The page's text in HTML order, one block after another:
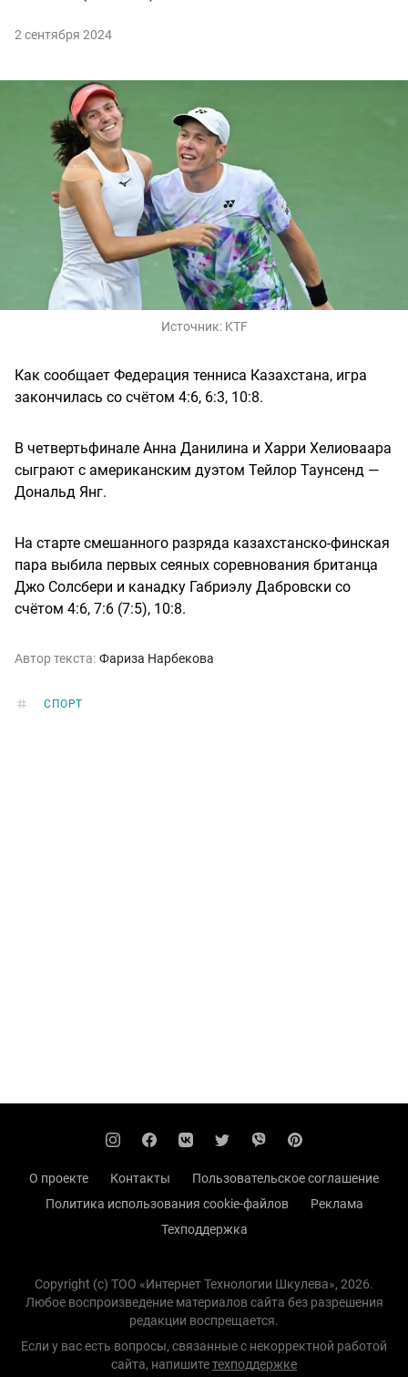
2 сентября 2024
Источник: KTF
Как сообщает Федерация тенниса Казахстана, игра
закончилась со счётом 4:6, 6:3, 10:8.
В четвертьфинале Анна Данилина и Харри Хелиоваара
сыграют с американским дуэтом Тейлор Таунсенд —
Дональд Янг.
На старте смешанного разряда казахстанско-финская
пара выбила первых сеяных соревнования британца
Джо Солсбери и канадку Габриэлу Дабровски со
счётом 4:6, 7:6 (7:5), 10:8.
Автор текста: Фариза Нарбекова
СПОРТ
О проекте Контакты
Пользовательское соглашение
Политика использования cookie-файлов
Реклама
Техподдержка
Copyright (с) TOO «Интернет Технологии Шкулева», 2026.
Любое воспроизведение материалов сайта без разрешения
редакции воспрещается.
Если у вас есть вопросы, связанные с некорректной работой
сайта, напишитетехподдержке